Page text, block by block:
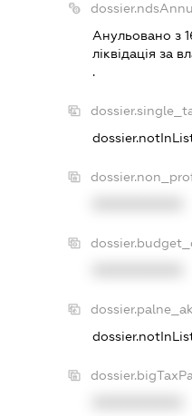
Анульовано з
лiквiдацiя за
.